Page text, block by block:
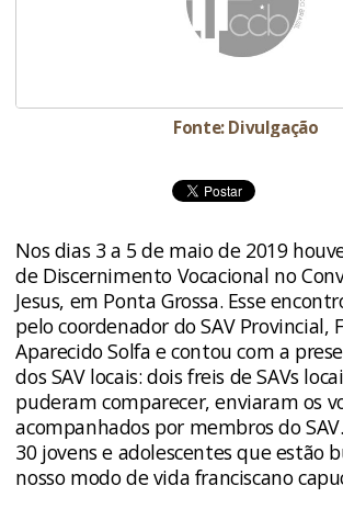
Fonte: Divulgação
Nos dias 3 a 5 de maio de 2019
de Discernimento Vocacional no
Jesus, em Ponta Grossa. Esse
pelo coordenador do SAV Provincial,
Aparecido Solfa e contou com a
dos SAV locais: dois freis de SAVs
puderam comparecer, enviaram os
acompanhados por membros do
30 jovens e adolescentes que estão
nosso modo de vida franciscano